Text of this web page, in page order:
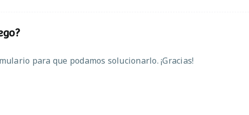
para que podamos solucionarlo. ¡Gracias!